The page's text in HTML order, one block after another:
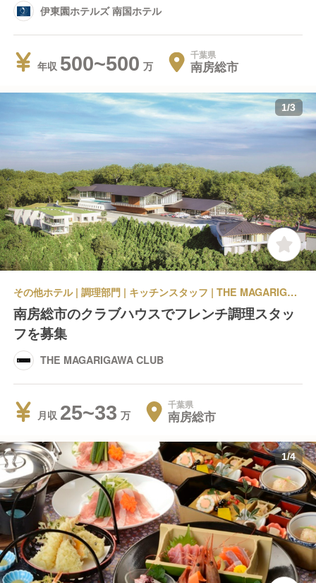
伊東園ホテルズ 南国ホテル
年収 500~500 千葉県
南房総市
1/3
その他ホテル | 調理部門 | キッチンスタッフ | THE MAGARIGAWA CLUB
南房総市のクラブハウスでフレンチ調理スタッ
フを募集
THE MAGARIGAWA CLUB
月収 25~33 千葉県
南房総市
1/4